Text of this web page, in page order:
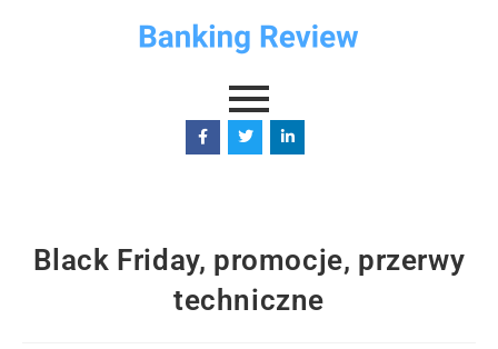
Black Friday, promocje, przerwy
techniczne